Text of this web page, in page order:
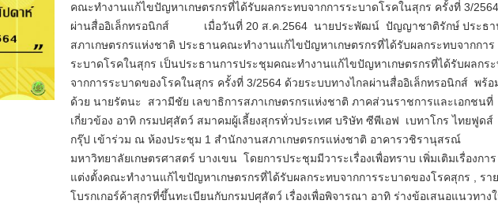
คณะทำงานแก้ไขปัญหาเกษตรกรที่ได้รับผลกระทบจากการระบาดโรคในสุกร ครั้งที่ 3/2564
ผ่านสื่ออิเล็กทรอนิกส์ เมื่อวันที่ 20 ส.ค.2564 นายประพัฒน์ ปัญญาชาติรักษ์ ประธา
สภาเกษตรกรแห่งชาติ ประธานคณะทำงานแก้ไขปัญหาเกษตรกรที่ได้รับผลกระทบจากการ
ระบาดโรคในสุกร เป็นประธานการประชุมคณะทำงานแก้ไขปัญหาเกษตรกรที่ได้รับผลกร
จากการระบาดของโรคในสุกร ครั้งที่ 3/2564 ด้วยระบบทางไกลผ่านสื่ออิเล็กทรอนิกส์ พร้อ
ด้วย นายรัตนะ สวามีชัย เลขาธิการสภาเกษตรกรแห่งชาติ ภาคส่วนราชการและเอกชนที่
เกี่ยวข้อง อาทิ กรมปศุสัตว์ สมาคมผู้เลี้ยงสุกรทั่วประเทศ บริษัท ซีพีเอฟ เบทาโกร ไทยฟูดส์
กรุ๊ป เข้าร่วม ณ ห้องประชุม 1 สำนักงานสภาเกษตรกรแห่งชาติ อาคารวชิรานุสรณ์
มหาวิทยาลัยเกษตรศาสตร์ บางเขน โดยการประชุมมีวาระเรื่องเพื่อทราบ เพิ่มเติมเรื่องการ
แต่งตั้งคณะทำงานแก้ไขปัญหาเกษตรกรที่ได้รับผลกระทบจากการระบาดของโรคสุกร , รา
โบรกเกอร์ค้าสุกรที่ขึ้นทะเบียนกับกรมปศุสัตว์ เรื่องเพื่อพิจารณา อาทิ ร่างข้อเสนอแนวทาง